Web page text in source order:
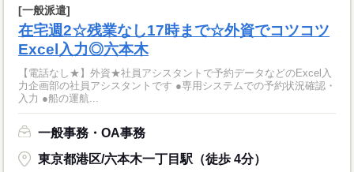
[一般派遣]
在宅週2☆残業なし17時まで☆外資でコツコツ
Excel入力◎六本木
【電話なし★】外資★社員アシスタントで予約データなどのExcel入
力企画部の社員アシスタントです ●専用システムでの予約状況確認・
入力 ●船の運航...
一般事務・OA事務
東京都港区/六本木一丁目駅（徒歩 4分）